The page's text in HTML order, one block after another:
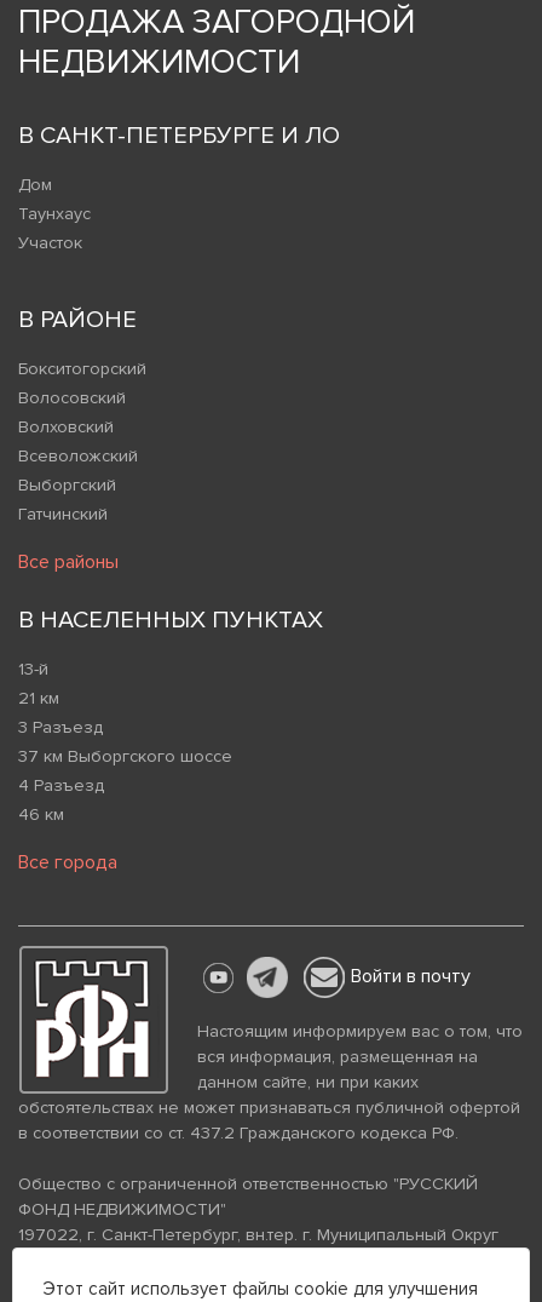
ПРОДАЖА ЗАГОРОДНОЙ
НЕДВИЖИМОСТИ
В САНКТ-ПЕТЕРБУРГЕ И ЛО
Дом
Таунхаус
Участок
В РАЙОНЕ
Бокситогорский
Волосовский
Волховский
Всеволожский
Выборгский
Гатчинский
Все районы
В НАСЕЛЕННЫХ ПУНКТАХ
13-й
21 км
3 Разъезд
37 км Выборгского шоссе
4 Разъезд
46 км
Все города
Войти в почту
Настоящим информируем вас о том, что
вся информация, размещенная на
данном сайте, ни при каких
обстоятельствах не может признаваться публичной офертой
в соответствии со ст. 437.2 Гражданского кодекса РФ.
Общество с ограниченной ответственностью "РУССКИЙ
ФОНД НЕДВИЖИМОСТИ"
197022, г. Санкт-Петербург, вн.тер. г. Муниципальный Округ
помещение 26Н, комната 103
Этот сайт использует файлы cookie для улучшения